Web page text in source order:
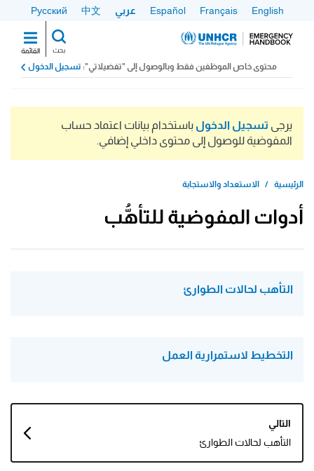
تجاوز
الرئيسي
English
Français
Español عربي 中文
Русский
بحث
بحث القائمة
محتوى خاص الموظفين فقط وبالوصول إلى "تفضيلاتي": تسجيل الدخول
يرجى تسجيل الدخول باستخدام بيانات اعتماد حساب
المفوضية للوصول إلى محتوى داخلي إضافي.
الرئيسية الاستعداد والاستجابة
أدوات المفوضية للتأهُّب
التأهب لحالات الطوارئ
التخطيط لاستمرارية العمل
روابط
اجتياز
التالي
التأهب لحالات الطوارئ